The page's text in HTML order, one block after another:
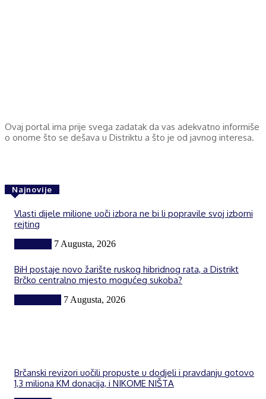
Ovaj portal ima prije svega zadatak da vas adekvatno informiše
o onome što se dešava u Distriktu a što je od javnog interesa.
Najnovije
Vlasti dijele milione uoči izbora ne bi li popravile svoj izborni
rejting
7 Augusta, 2026
BiH postaje novo žarište ruskog hibridnog rata, a Distrikt
Brčko centralno mjesto mogućeg sukoba?
7 Augusta, 2026
Brčanski revizori uočili propuste u dodjeli i pravdanju gotovo
1,3 miliona KM donacija, i NIKOME NIŠTA